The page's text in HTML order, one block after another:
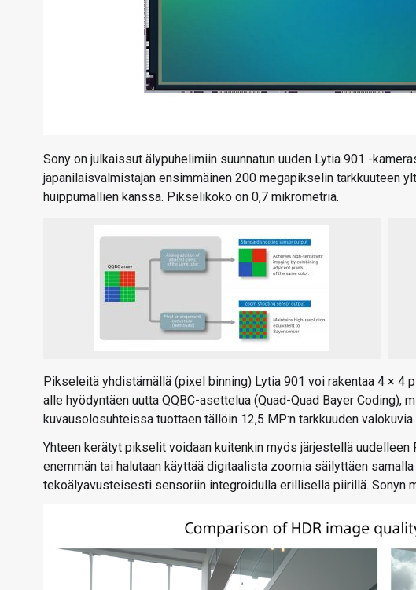
Sony on julkaissut älypuhelimiin suunnatun uuden Lytia 901 -
japanilaisvalmistajan ensimmäinen 200 megapikselin tarkkuuteen
huippumallien kanssa. Pikselikoko on 0,7 mikrometriä.
Pikseleitä yhdistämällä (pixel binning) Lytia 901 voi rakentaa 4 × 4
alle hyödyntäen uutta QQBC-asettelua (Quad-Quad Bayer Coding),
kuvausolosuhteissa tuottaen tällöin 12,5 MP:n tarkkuuden valokuvia.
Yhteen kerätyt pikselit voidaan kuitenkin myös järjestellä
enemmän tai halutaan käyttää digitaalista zoomia säilyttäen
tekoälyavusteisesti sensoriin integroidulla erillisellä piirillä. Sonyn